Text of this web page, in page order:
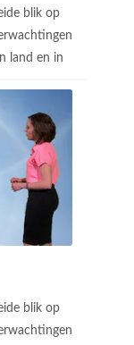
blik op
land en in
blik op